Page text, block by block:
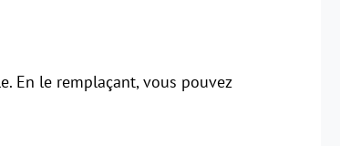
En le remplaçant, vous pouvez